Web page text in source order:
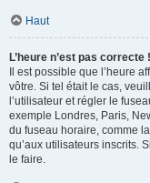
Haut
L’heure n’est pas correcte !
Il est possible que l’heure
vôtre. Si tel était le cas,
l’utilisateur et régler le
exemple Londres, Paris,
du fuseau horaire, comme
qu’aux utilisateurs inscrits.
le faire.